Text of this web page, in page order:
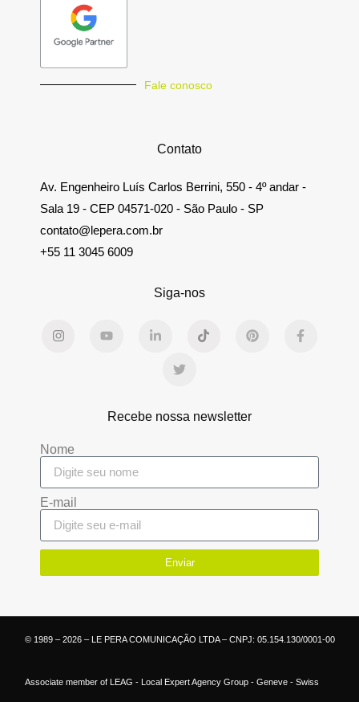
Fale conosco
Contato
Av. Engenheiro Luís Carlos Berrini, 550 - 4º andar -
Sala 19 - CEP 04571-020 - São Paulo - SP​
contato@lepera.com.br
+55 11 3045 6009
Siga-nos
Recebe nossa newsletter
Nome
E-mail
Enviar
© 1989 – 2026 – LE PERA COMUNICAÇÃO LTDA – CNPJ: 05.154.130/0001-00
Associate member of LEAG - Local Expert Agency Group - Geneve - Swiss